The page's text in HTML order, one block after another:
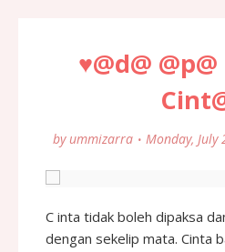
♥@d@
by ummizarra Monday, July
C inta tidak boleh dipaksa
dengan sekelip mata. Cinta